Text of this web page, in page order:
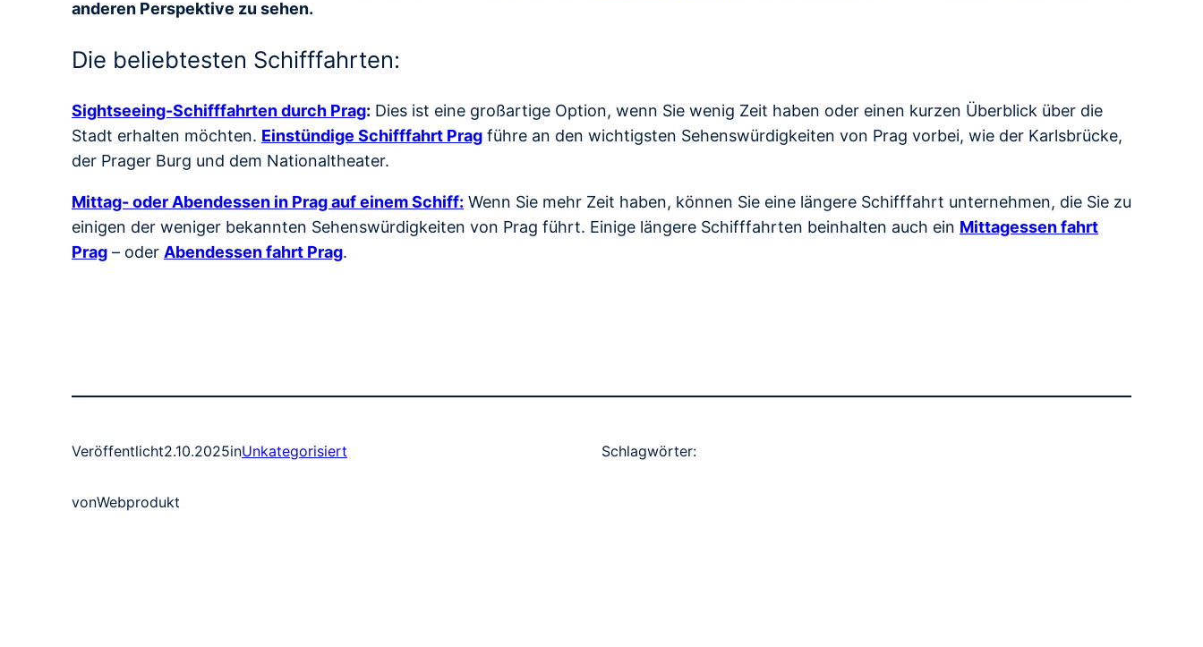
anderen Perspektive zu sehen.
Die beliebtesten Schifffahrten:
Sightseeing-Schifffahrten durch Prag: Dies ist eine großartige Option, wenn Sie wenig Zeit haben oder einen kurzen Überblick über die
Stadt erhalten möchten. Einstündige Schifffahrt Prag führe an den wichtigsten Sehenswürdigkeiten von Prag vorbei, wie der Karlsbrücke,
der Prager Burg und dem Nationaltheater.
Mittag- oder Abendessen in Prag auf einem Schiff: Wenn Sie mehr Zeit haben, können Sie eine längere Schifffahrt unternehmen, die Sie zu
einigen der weniger bekannten Sehenswürdigkeiten von Prag führt. Einige längere Schifffahrten beinhalten auch ein Mittagessen fahrt
Prag – oder Abendessen fahrt Prag.
Veröffentlicht2.10.2025inUnkategorisiert
vonWebprodukt
Schlagwörter: